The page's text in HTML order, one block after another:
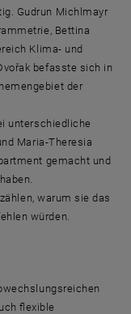
Gudrun Michlmayr
Bettina
Klima- und
befasste sich in
der
unterschiedliche
Maria-Theresia
gemacht und
warum sie das
würden.
flexible